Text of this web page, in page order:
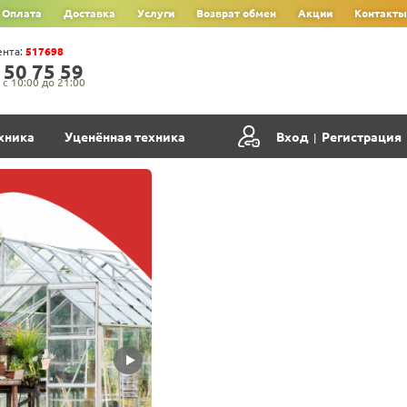
Оплата Доставка Услуги Возврат обмен Акции Контакты
7‍5‍ 5‍9‍
10:00 до 21:00
517698
Уценённая техника Вход | Регистрация